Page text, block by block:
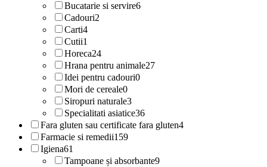
Bucatarie si servire6
Cadouri2
Carti4
Cutii1
Horeca24
Hrana pentru animale27
Idei pentru cadouri0
Mori de cereale0
Siropuri naturale3
Specialitati asiatice36
Fara gluten sau certificate fara gluten4
Farmacie si remedii159
Igiena61
Tampoane și absorbante9